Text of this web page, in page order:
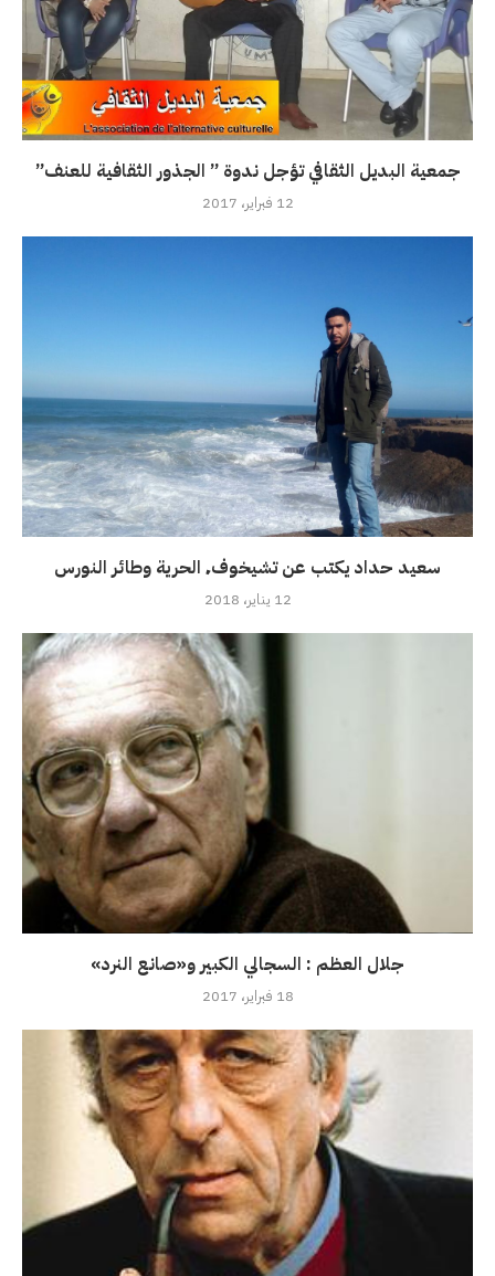
جمعية البديل الثقافي تؤجل ندوة ” الجذور الثقافية للعنف”
12 فبراير، 2017
سعيد حداد يكتب عن تشيخوف٬ الحرية وطائر النورس
12 يناير، 2018
جلال العظم : السجالي الكبير و«صانع النرد»
18 فبراير، 2017